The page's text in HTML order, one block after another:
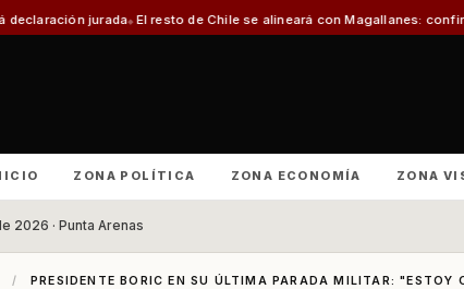
El resto de Chile se alineará con Magallanes: confirman fecha para
ZONA POLÍTICA ZONA ECONOMÍA ZONA
2026 · Punta Arenas
/ PRESIDENTE BORIC EN SU ÚLTIMA PARADA MILITAR: "ESTOY